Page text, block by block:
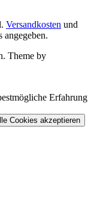
Versandkosten und
angegeben.
Theme by
Erfahrung
Cookies akzeptieren